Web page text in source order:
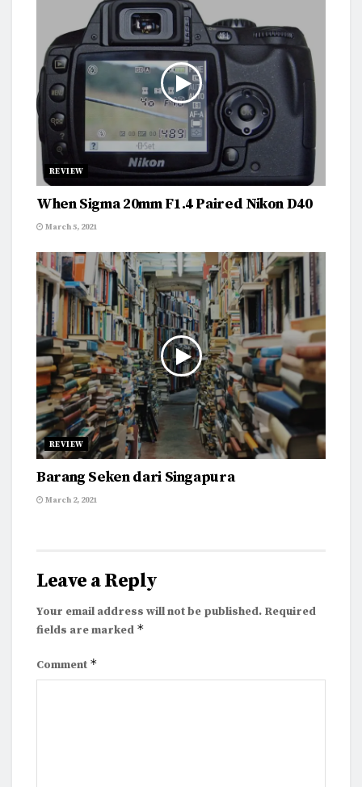
REVIEW
When Sigma 20mm F1.4 Paired Nikon D40
March 5, 2021
REVIEW
Barang Seken dari Singapura
March 2, 2021
Leave a Reply
Your email address will not be published. Required
fields are marked *
Comment *